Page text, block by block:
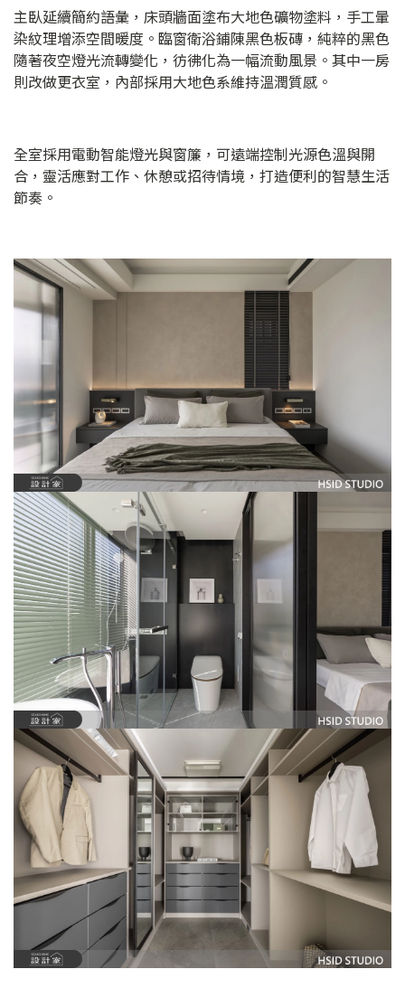
主臥延續簡約語彙，床頭牆面塗布大地色礦物塗料，手工暈
染紋理增添空間暖度。臨窗衛浴鋪陳黑色板磚，純粹的黑色
隨著夜空燈光流轉變化，彷彿化為一幅流動風景。其中一房
則改做更衣室，內部採用大地色系維持溫潤質感。
全室採用電動智能燈光與窗簾，可遠端控制光源色溫與開
合，靈活應對工作、休憩或招待情境，打造便利的智慧生活
節奏。